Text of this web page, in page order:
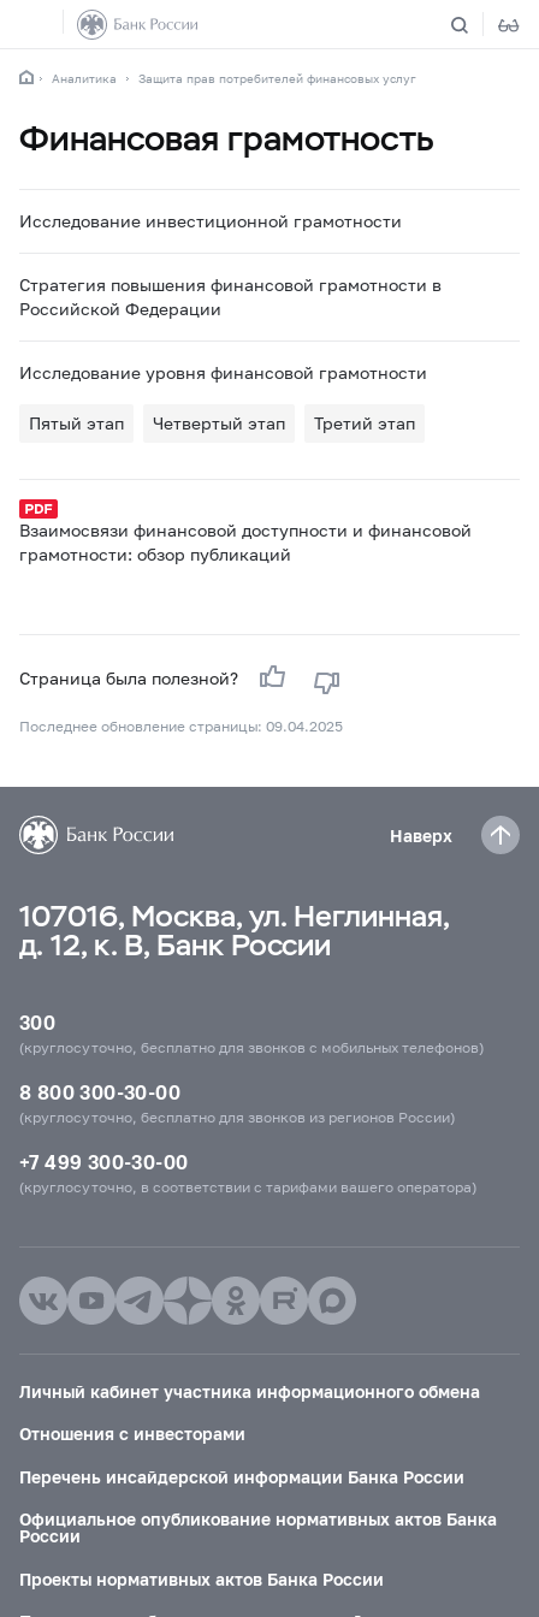
Аналитика Защита прав потребителей финансовых услуг
Финансовая грамотность
Исследование инвестиционной грамотности
Стратегия повышения финансовой грамотности в
Российской Федерации
Исследование уровня финансовой грамотности
Пятый этап Четвертый этап Третий этап
Взаимосвязи финансовой доступности и финансовой
грамотности: обзор публикаций
Страница была полезной?
Последнее обновление страницы: 09.04.2025
Наверх
107016, Москва, ул. Неглинная,
д. 12, к. В, Банк России
300
(круглосуточно, бесплатно для звонков с мобильных телефонов)
8 800 300-30-00
(круглосуточно, бесплатно для звонков из регионов России)
+7 499 300-30-00
(круглосуточно, в соответствии с тарифами вашего оператора)
Личный кабинет участника информационного обмена
Отношения с инвесторами
Перечень инсайдерской информации Банка России
Официальное опубликование нормативных актов Банка
России
Проекты нормативных актов Банка России